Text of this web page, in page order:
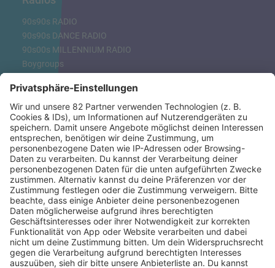
90s90s RADIO
90s90s DANCE RADIO
90s00s MILLENNIUM RADIO
Boygroups
Clubhits
Dinnerparty
Eurodance
Grunge
Hiphop & Rap
Hiphop deutsch
House
Ibiza
Loveparade
Lovesongs
Mayday
Rave
Reggae